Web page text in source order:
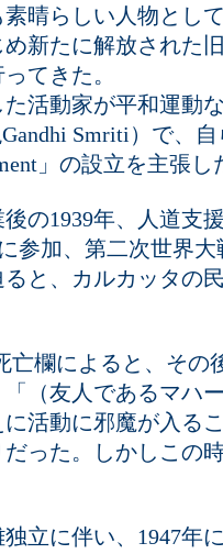
晴らしい人物とし
新たに解放された
てきた。
活動家が平和運動
Smriti）で、
」の設立を主張
の1939年、人道支
参加、第二次世界
ると、カルカッタの
亡欄によると、その
（友人であるマハ
活動に邪魔が入る
った。しかしこの
立に伴い、1947年